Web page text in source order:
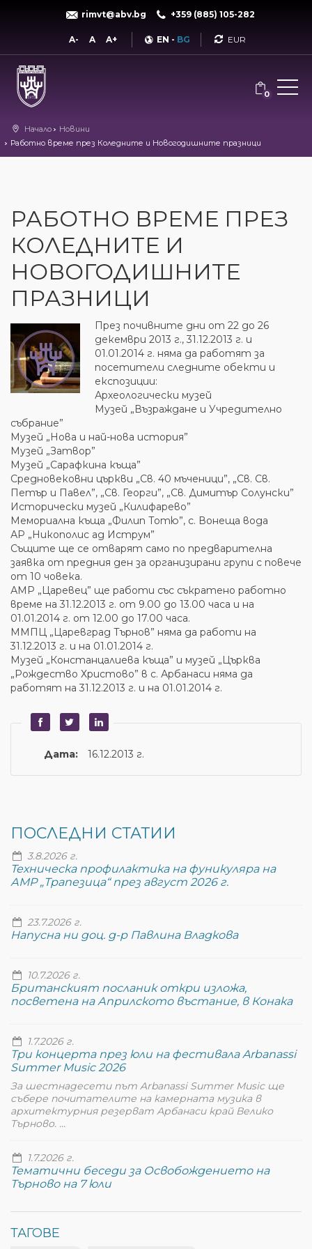
rimvt@abv.bg +359 (885) 105-282
A- A A+ EN - BG Currency
0
Начало
Новини
Работно време през Коледните и Новогодишните празници
РАБОТНО ВРЕМЕ ПРЕЗ
КОЛЕДНИТЕ И
НОВОГОДИШНИТЕ
ПРАЗНИЦИ
През почивните дни от 22 до 26
декември 2013 г., 31.12.2013 г. и
01.01.2014 г. няма да работят за
посетители следните обекти и
експозиции:
Археологически музей
Музей „Възраждане и Учредително
събрание”
Музей „Нова и най-нова история”
Музей „Затвор”
Музей „Сарафкина къща”
Средновековни църкви „Св. 40 мъченици”, „Св. Св.
Петър и Павел”, „Св. Георги”, „Св. Димитър Солунски”
Исторически музей „Килифарево”
Мемориална къща „Филип Тотю”, с. Вонеща вода
АР „Никополис ад Иструм”
Същите ще се отварят само по предварителна
заявка от предния ден за организирани групи с повече
от 10 човека.
АМР „Царевец” ще работи със съкратено работно
време на 31.12.2013 г. от 9.00 до 13.00 часа и на
01.01.2014 г. от 12.00 до 17.00 часа.
ММПЦ „Царевград Търнов” няма да работи на
31.12.2013 г. и на 01.01.2014 г.
Музей „Констанцалиева къща” и музей „Църква
„Рождество Христово” в с. Арбанаси няма да
работят на 31.12.2013 г. и на 01.01.2014 г.
Дата: 16.12.2013 г.
ПОСЛЕДНИ СТАТИИ
3.8.2026 г.
Техническа профилактика на фуникуляра на
АМР „Трапезица“ през август 2026 г.
23.7.2026 г.
Напусна ни доц. д-р Павлина Владкова
10.7.2026 г.
Британският посланик откри изложа,
посветена на Априлското въстание, в Конака
1.7.2026 г.
Три концерта през юли на фестивала Arbanassi
Summer Music 2026
За шестнадесети път Arbanassi Summer Music ще
събере почитателите на камерната музика в
архитектурния резерват Арбанаси край Велико
Търново. ...
1.7.2026 г.
Тематични беседи за Освобождението на
Търново на 7 юли
ТАГОВЕ